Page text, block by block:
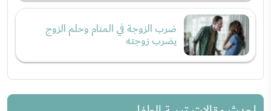
ضرب الزوجة في المنام وحلم الزوج
يضرب زوجته